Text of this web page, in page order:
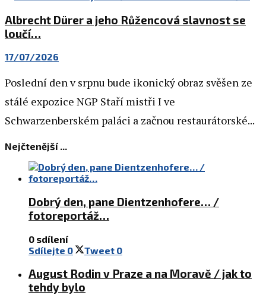
Albrecht Dürer a jeho Růžencová slavnost se
loučí…
17/07/2026
Poslední den v srpnu bude ikonický obraz svěšen ze
stálé expozice NGP Staří mistři I ve
Schwarzenberském paláci a začnou restaurátorské...
Nejčtenější ...
Dobrý den, pane Dientzenhofere… /
fotoreportáž…
0 sdílení
Sdílejte 0 Tweet 0
August Rodin v Praze a na Moravě / jak to
tehdy bylo